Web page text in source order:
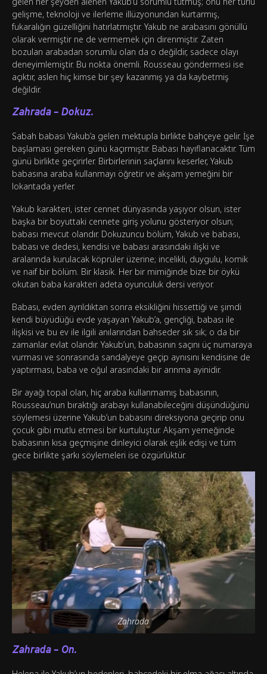
gelişme, teknoloji ve ilerleme illüzyonundan kurtarmış,
fukaralığın güzelliğini hatırlatmıştır. Yakub ne arabasını gönüllü
olarak vermiştir ne de vermemek için direnmiştir. Zaten
bozulan arabadan sorumlu olan da o değildir, sadece olayı
deneyimlemiştir. Bu nokta önemli. Rousseau göndermesi ise
açıktır, aslen hiç kimse bir şey kazanmış ya da kaybetmiş
değildir.
Zahrada – Dokuz.
Sabah babası Yakub’a gelen mektupla birlikte bahçeye gelir. İşe
başlaması gereken günü kaçırmıştır. Babası hayıflanacaktır. Tüm
günü birlikte geçirirler. Birbirlerinin saçlarını keserler, Yakub
babasına araba kullanmayı öğretir ve akşam yemeğini bir
lokantada yerler.
Yakub karakteri, ister cennet dünyasında yaşıyor olsun, ister
başka bir boyuttaki cennete giriş yolunu gösteriyor olsun;
babası mevcut olandır. Dokuzuncu bölüm, Yakub ve babası,
babası ve dedesi, kendisi ve babası arasındaki ilişki ve
aralarında kurulacak köprüler üzerine; incelikli, duygulu, komik
ve naif bir bölüm. Bir klasik. Her bir mimiğinde bize bir öykü
okutan baba karakteri adeta oyunculuk dersi veriyor.
Babası, evden ayrıldıktan sonra eksikliğini hissettiği ve şimdi
kendi büyüdüğü evde yaşayan Yakub’a, gençliği, babası ile
ilişkisi ve bu ev ile ilgili anılarından bahseder sık sık; o da bir
zamanlar evlat olandır. Yakub’un, babasının saçını üç numaraya
vurması ve sonrasında sandalyeye geçip aynısını kendisine de
yaptırması, baba ve oğul arasındaki bir arınma ayinidir.
Bir ayağı topal olan, hiç araba kullanmamış babasının,
Rousseau’nun bıraktığı arabayı kullanabileceğini düşündüğünü
söylemesi üzerine Yakub’un babasını direksiyona geçirip onu
çocuk gibi mutlu etmesi bir kurtuluştur. Akşam yemeğinde
babasının kısa geçmişine dinleyici olarak eşlik edişi ve tüm
gece birlikte şarkı söylemeleri ise özgürlüktür.
Zahrada
Zahrada – On.